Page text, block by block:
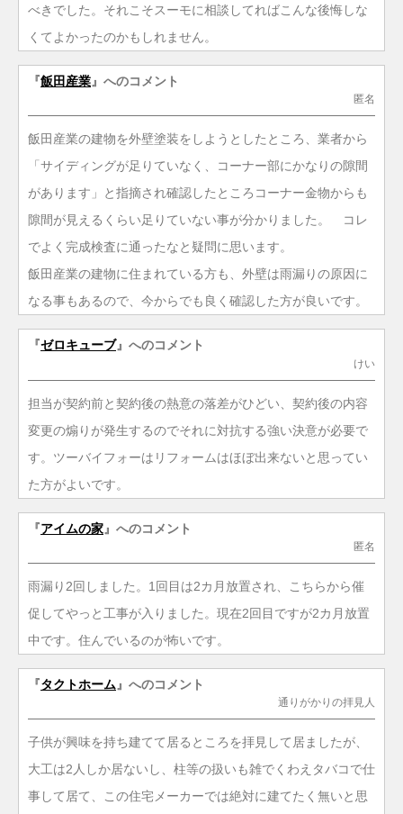
べきでした。それこそスーモに相談してればこんな後悔しな
くてよかったのかもしれません。
『飯田産業 』へのコメント
匿名
飯田産業の建物を外壁塗装をしようとしたところ、業者から
「サイディングが足りていなく、コーナー部にかなりの隙間
があります」と指摘され確認したところコーナー金物からも
隙間が見えるくらい足りていない事が分かりました。 コレ
でよく完成検査に通ったなと疑問に思います。
飯田産業の建物に住まれている方も、外壁は雨漏りの原因に
なる事もあるので、今からでも良く確認した方が良いです。
『ゼロキューブ』へのコメント
けい
担当が契約前と契約後の熱意の落差がひどい、契約後の内容
変更の煽りが発生するのでそれに対抗する強い決意が必要で
す。ツーバイフォーはリフォームはほぼ出来ないと思ってい
た方がよいです。
『アイムの家 』へのコメント
匿名
雨漏り2回しました。1回目は2カ月放置され、こちらから催
促してやっと工事が入りました。現在2回目ですが2カ月放置
中です。住んでいるのが怖いです。
『タクトホーム 』へのコメント
通りがかりの拝見人
子供が興味を持ち建てて居るところを拝見して居ましたが、
大工は2人しか居ないし、柱等の扱いも雑でくわえタバコで仕
事して居て、この住宅メーカーでは絶対に建てたく無いと思